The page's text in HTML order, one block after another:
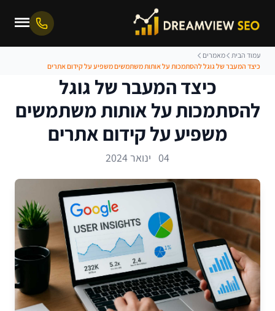
עמוד הבית
מאמרים
כיצד המעבר של גוגל להסתמכות על אותות משתמשים משפיע על קידום אתרים
כיצד המעבר של גוגל
להסתמכות על אותות משתמשים
משפיע על קידום אתרים
04 ינואר 2024